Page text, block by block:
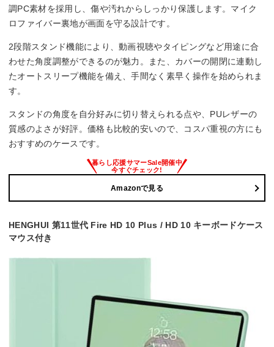
調PC素材を採用し、傷や汚れからしっかり保護します。マイク
ロファイバー裏地が画面を守る設計です。
2段階スタンド機能により、動画視聴やタイピングなど用途に合
わせた角度調整ができるのが魅力。また、カバーの開閉に連動し
たオートスリープ機能を備え、手間なく素早く操作を始められま
す。
スタンドの角度を自分好みに切り替えられる点や、PUレザーの
質感のよさが好評。価格も比較的安いので、コスパ重視の方にも
おすすめのケースです。
Amazonで見る
HENGHUI 第11世代 Fire HD 10 Plus / HD 10 キーボードケース
マウス付き